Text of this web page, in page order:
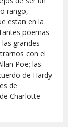
rango,
estan en la
poemas
grandes
con el
Poe; las
de Hardy
de
Charlotte